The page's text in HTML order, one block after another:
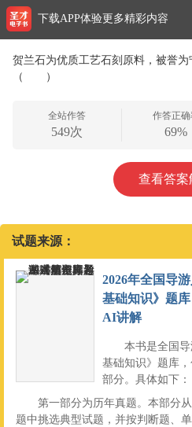
贺兰石为优质工艺石刻原料，被誉为
（ ）
全站作答
549次
作答正
69%
查看答案
试题来源：
2026年全国导
基础知识》题库
AI讲解
本书是全国
基础知识》题库
部分。具体如下：
第一部分为历年真题。本部分
题中挑选典型试题，并按判断题、
下载APP体验更多精彩内容